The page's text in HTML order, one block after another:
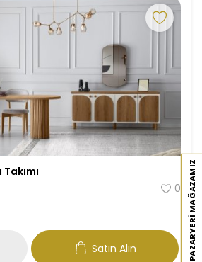
PAZARYERI MAĞAZAMIZ
0
Satın Alın